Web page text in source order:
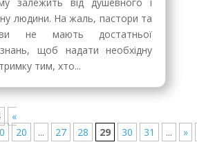
людини. На жаль, пастори та
не мають достатньої
щоб надати необхідну
тим, хто...
«
20 ... 27 28 29 30 31 ...
»